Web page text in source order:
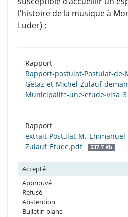
l’histoire de la musique à
Luder) ;
Rapport
Rapport-postulat-Postulat-de-
Getaz-et-Michel-Zulauf-
Municipalite-une-etude-
Rapport
extrait-Postulat-M.-
Zulauf_Etude.pdf
537.7 Kb
Accepté
Approuvé
Refusé
Abstention
Bulletin blanc